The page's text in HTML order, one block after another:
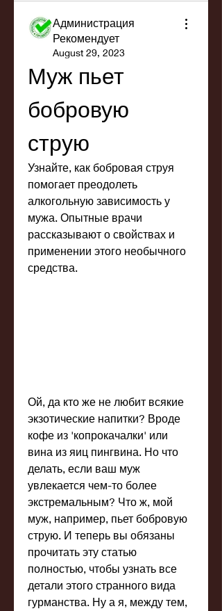
Администрация
Рекомендует
August 29, 2023
Муж пьет
бобровую
струю
Узнайте, как бобровая струя
помогает преодолеть
алкогольную зависимость у
мужа. Опытные врачи
рассказывают о свойствах и
применении этого необычного
средства.
Ой, да кто же не любит всякие
экзотические напитки? Вроде
кофе из 'копрокачалки' или
вина из яиц пингвина. Но что
делать, если ваш муж
увлекается чем-то более
экстремальным? Что ж, мой
муж, например, пьет бобровую
струю. И теперь вы обязаны
прочитать эту статью
полностью, чтобы узнать все
детали этого странного вида
гурманства. Ну а я, между тем,